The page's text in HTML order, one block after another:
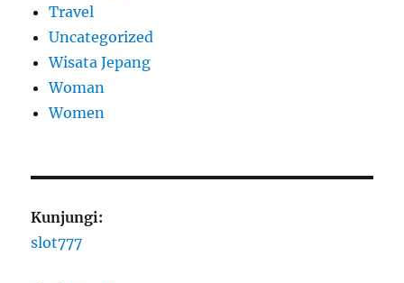
Travel
Uncategorized
Wisata Jepang
Woman
Women
Kunjungi:
slot777